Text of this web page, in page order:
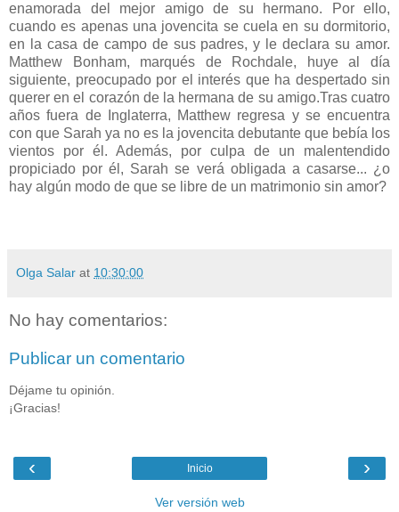
enamorada del mejor amigo de su hermano. Por ello,
cuando es apenas una jovencita se cuela en su dormitorio,
en la casa de campo de sus padres, y le declara su amor.
Matthew Bonham, marqués de Rochdale, huye al día
siguiente, preocupado por el interés que ha despertado sin
querer en el corazón de la hermana de su amigo.Tras cuatro
años fuera de Inglaterra, Matthew regresa y se encuentra
con que Sarah ya no es la jovencita debutante que bebía los
vientos por él. Además, por culpa de un malentendido
propiciado por él, Sarah se verá obligada a casarse... ¿o
hay algún modo de que se libre de un matrimonio sin amor?
Olga Salar at 10:30:00
No hay comentarios:
Publicar un comentario
Déjame tu opinión.
¡Gracias!
‹ ›
Inicio
Ver versión web